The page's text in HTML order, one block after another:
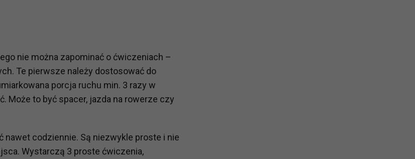
nie można zapominać o ćwiczeniach –
Te pierwsze należy dostosować do
porcja ruchu min. 3 razy w
Może to być spacer, jazda na rowerze czy
codziennie. Są niezwykle proste i nie
Wystarczą 3 proste ćwiczenia,
naszych usług oraz podmiotom uprawnionym do uzyskania danych na podstawie
– oczywiście tylko gdy wystąpią z żądaniem w oparciu o stosowną podstawę
stron internetowych dane o ruchu użytkowników zbierane są przez naszych
osobowych, zgłosić sprzeciw oraz skorzystać z innych praw wymienionych